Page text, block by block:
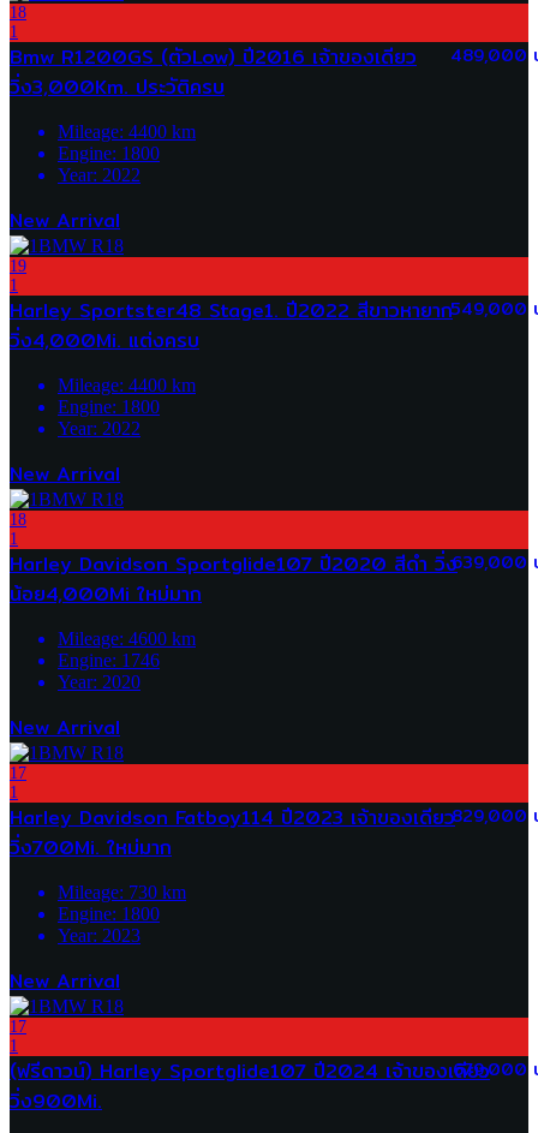
18
1
489,000
Bmw R1200GS (ตัวLow) ปี2016 เจ้าของเดียว
วิ่ง3,000Km. ประวัติครบ
Mileage: 4400 km
Engine: 1800
Year: 2022
New Arrival
19
1
549,000
Harley Sportster48 Stage1. ปี2022 สีขาวหายาก
วิ่ง4,000Mi. แต่งครบ
Mileage: 4400 km
Engine: 1800
Year: 2022
New Arrival
18
1
639,000
Harley Davidson Sportglide107 ปี2020 สีดำ วิ่ง
น้อย4,000Mi ใหม่มาก
Mileage: 4600 km
Engine: 1746
Year: 2020
New Arrival
17
1
829,000
Harley Davidson Fatboy114 ปี2023 เจ้าของเดียว
วิ่ง700Mi. ใหม่มาก
Mileage: 730 km
Engine: 1800
Year: 2023
New Arrival
17
1
679,000
(ฟรีดาวน์) Harley Sportglide107 ปี2024 เจ้าของเดียว
วิ่ง900Mi.